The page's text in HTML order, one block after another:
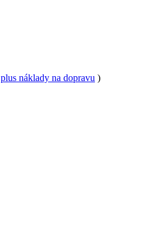
plus náklady na dopravu )